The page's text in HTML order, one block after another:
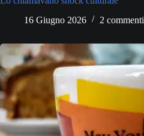
16 Giugno 2026
2 commenti